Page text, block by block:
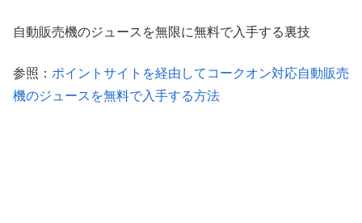
自動販売機のジュースを無限に無料で入手する裏技
参照： ポイントサイトを経由してコークオン対応自動販売
機のジュースを無料で入手する方法